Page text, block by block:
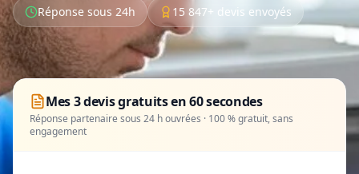
Réponse sous 24h
15 847+ devis envoyés
Mes 3 devis gratuits en 60 secondes
Réponse partenaire sous 24 h ouvrées · 100 % gratuit, sans
engagement